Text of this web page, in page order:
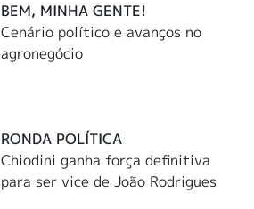
BEM, MINHA GENTE!
Cenário político e avanços no
agronegócio
RONDA POLÍTICA
Chiodini ganha força definitiva
para ser vice de João Rodrigues